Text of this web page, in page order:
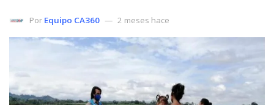
Por Equipo CA360 2 meses hace